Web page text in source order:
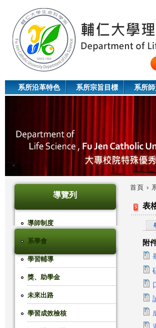
系所沿革特色 系所宗旨目標 系所
導覽列
導師制度
系學會
學習輔導
獎、助學金
未來出路
學習成效檢核
您
首頁 ›
表
附